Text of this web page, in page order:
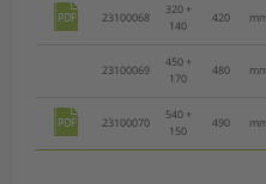
23100068
320 +
140
420
23100069
450 +
170
480
23100070
540 +
150
490